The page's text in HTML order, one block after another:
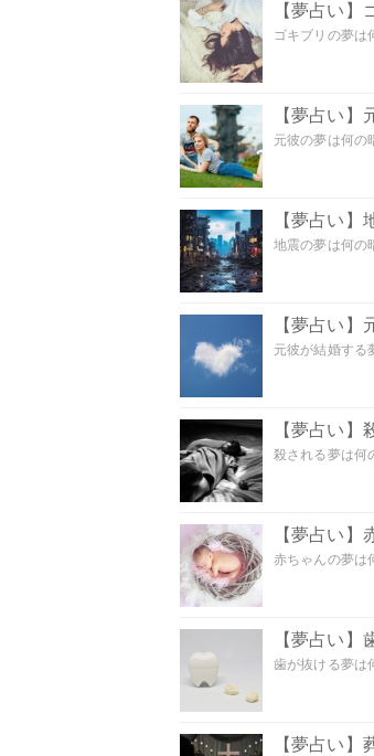
【夢占い
ゴキブリの夢は
【夢占い
元彼の夢は何の
【夢占い
地震の夢は何の
【夢占い
元彼が結婚する
【夢占い
殺される夢は何
【夢占い
赤ちゃんの夢は
【夢占い
歯が抜ける夢は
【夢占い